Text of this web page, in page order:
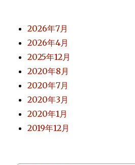
2026年7月
2026年4月
2025年12月
2020年8月
2020年7月
2020年3月
2020年1月
2019年12月